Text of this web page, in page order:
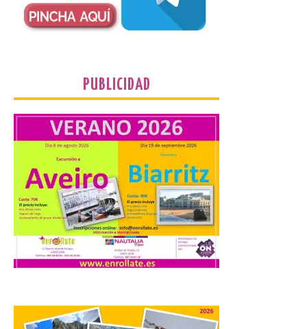
de agosto, a las 20,00 horas, en el
auditorio de Benavides de […]
Food trucks y música en
Valencia de Don Juan en
una nueva edición de
Castle Food 2026
7 Ago 2026
Castle Food combina la
música en directo con
food trucks y tiendas de
market esperando atraer
a miles de personas. La
localidad leonesa de Valencia de Don Juan
sigue adelante con su calendario de
eventos veraniegos para este año 2026.
PUBLICIDAD